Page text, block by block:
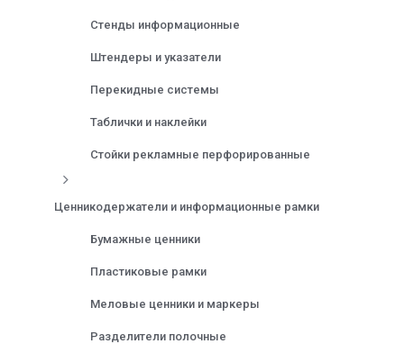
Стенды информационные
Штендеры и указатели
Перекидные системы
Таблички и наклейки
Стойки рекламные перфорированные
Ценникодержатели и информационные рамки
Бумажные ценники
Пластиковые рамки
Меловые ценники и маркеры
Разделители полочные